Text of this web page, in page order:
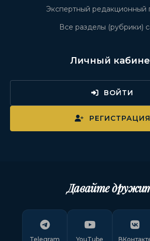
Экспертный редакционный
Все разделы (рубрики)
Личный
ВОЙТИ
РЕГИСТРАЦИЯ
Давайте
Telegram YouTube